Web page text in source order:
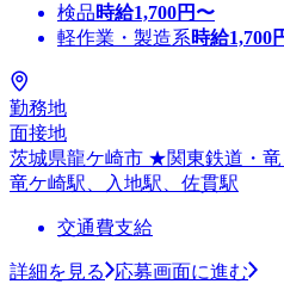
検品時給1,700円〜
軽作業・製造系時給1,700
勤務地
面接地
茨城県龍ケ崎市 ★関東鉄道・竜
竜ケ崎駅、入地駅、佐貫駅
交通費支給
詳細を見る
応募画面に進む